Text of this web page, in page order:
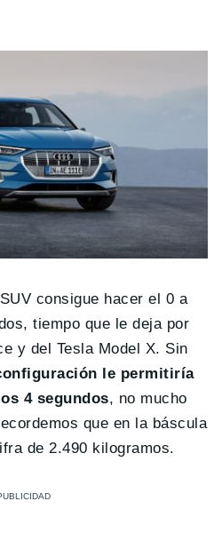
consigue hacer el 0 a
tiempo que le deja por
y del Tesla Model X. Sin
le permitiría
4 segundos, no mucho
que en la báscula
de 2.490 kilogramos.